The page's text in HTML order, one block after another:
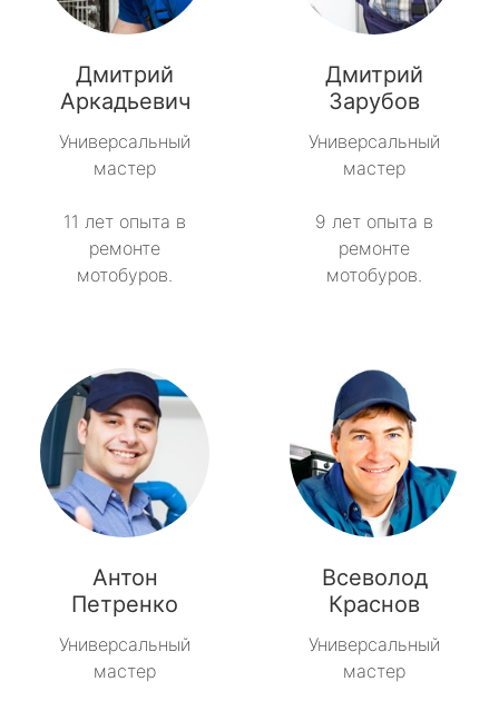
Дмитрий
Аркадьевич
Универсальный
мастер
11 лет опыта в
ремонте
мотобуров.
Дмитрий
Зарубов
Универсальный
мастер
9 лет опыта в
ремонте
мотобуров.
Антон
Петренко
Универсальный
мастер
Всеволод
Краснов
Универсальный
мастер